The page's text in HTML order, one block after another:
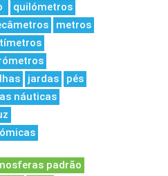
quilómetros
metros
jardas
pés
náuticas
padrão